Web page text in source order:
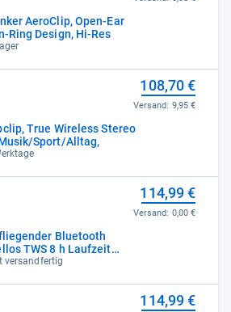
AeroClip, Open-Ear
Ring Design, Hi-Res
True Wireless Stereo
Sport/Alltag,
108,70 €
Versand: 9,95 €
Bluetooth
TWS 8 h Laufzeit
versandfertig
114,99 €
Versand: 0,00 €
114,99 €